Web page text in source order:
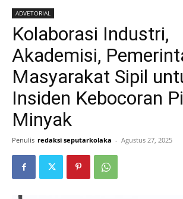
ADVETORIAL
Kolaborasi Industri,
Akademisi,
Masyarakat Sipil
Insiden Kebocoran
Minyak
Penulis redaksi seputarkolaka - Agustus 27, 2025